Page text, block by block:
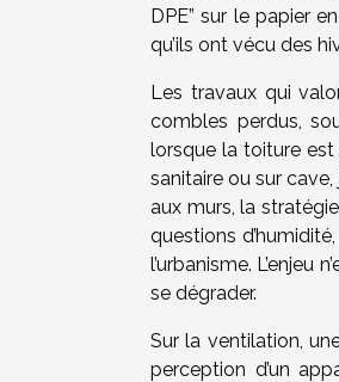
DPE” sur le papier
qu’ils ont vécu des
Les travaux qui
combles perdus,
lorsque la toiture est
sanitaire ou sur
aux murs, la
questions
l’urbanisme.
se dégrader.
Sur la ventilation,
perception d’un